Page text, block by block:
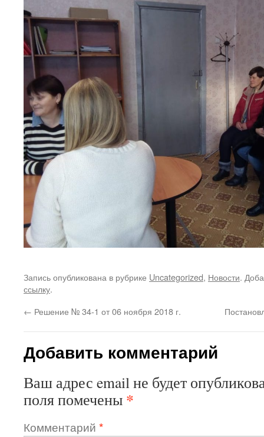
Запись опубликована в рубрике Uncategorized, Новости.
ссылку.
← Решение № 34-1 от 06 ноября 2018 г.
Добавить комментарий
Ваш адрес email не будет
поля помечены *
Комментарий *